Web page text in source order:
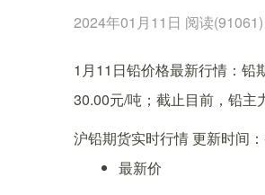
2024年01月11日 阅读(91061)
1月11日铅价格最新行情：铅
30.00元/吨；截止目前，铅主
沪铅期货实时行情更新时间：
最新价